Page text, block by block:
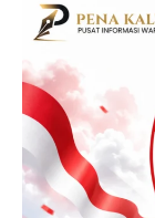
o
k